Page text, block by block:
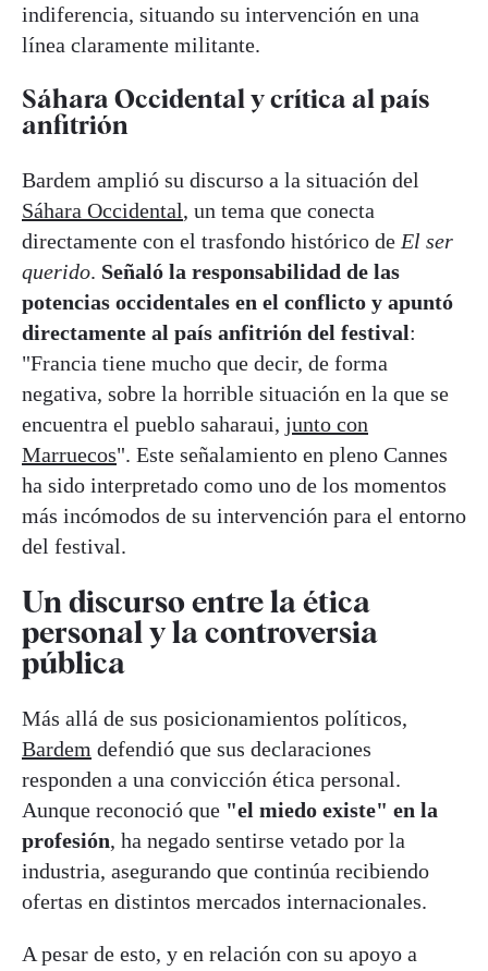
indiferencia, situando su intervención en una
línea claramente militante.
Sáhara Occidental y crítica al país
anfitrión
Bardem amplió su discurso a la situación del
Sáhara Occidental, un tema que conecta
directamente con el trasfondo histórico de El ser
querido. Señaló la responsabilidad de las
potencias occidentales en el conflicto y apuntó
directamente al país anfitrión del festival:
"Francia tiene mucho que decir, de forma
negativa, sobre la horrible situación en la que se
encuentra el pueblo saharaui, junto con
Marruecos". Este señalamiento en pleno Cannes
ha sido interpretado como uno de los momentos
más incómodos de su intervención para el entorno
del festival.
Un discurso entre la ética
personal y la controversia
pública
Más allá de sus posicionamientos políticos,
Bardem defendió que sus declaraciones
responden a una convicción ética personal.
Aunque reconoció que "el miedo existe" en la
profesión, ha negado sentirse vetado por la
industria, asegurando que continúa recibiendo
ofertas en distintos mercados internacionales.
A pesar de esto, y en relación con su apoyo a